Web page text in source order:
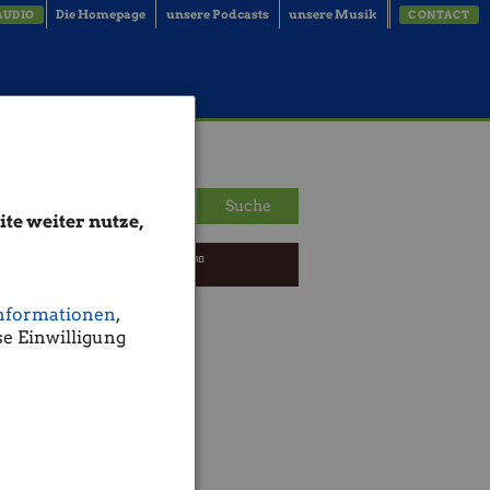
weiter nutze,
,
Einwilligung
Die Homepage unsere Podcasts unsere Musik CONTACT
Suche